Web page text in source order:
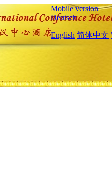
Mobile version
Deutsch
English 简体中文